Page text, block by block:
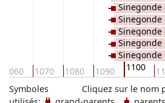
1060 1070 1080 1090 1100
Cliquez sur le nom
Symboles